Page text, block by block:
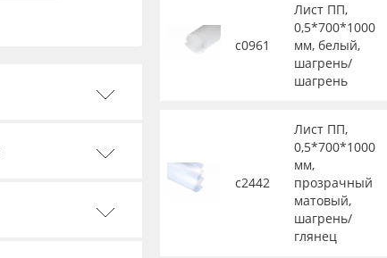
с0961
Лист ПП,
0,5*700*1000
мм, белый,
шагрень/
шагрень
с2442
Лист ПП,
0,5*700*1000
мм,
прозрачный
матовый,
шагрень/
глянец